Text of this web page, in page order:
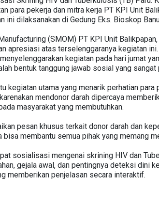
para pekerja dan mitra kerja PT KPI Unit
ini dilaksanakan di Gedung Eks. Bioskop
(SMOM) PT KPI Unit
apresiasi atas terselenggaranya kegiatan
kegiatan pada hari jumat
bentuk tanggung jawab sosial yang sangat
kegiatan utama yang menarik perhatian
mendonor darah dipercaya
masyarakat yang membutuhkan.
pesan khusus terkait donor darah dan
bisa membantu semua pihak yang memang
sosialisasi mengenai skrining HIV dan
gejala awal, dan pentingnya deteksi dini
memberikan penjelasan secara interaktif.